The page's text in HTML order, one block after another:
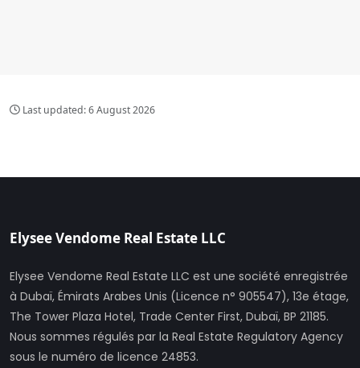
Last updated:6 August 2026
Elysee Vendome Real Estate LLC
Elysee Vendome Real Estate LLC est une société enregistrée
à Dubaï, Émirats Arabes Unis (Licence n° 905547), 13e étage,
The Tower Plaza Hotel, Trade Center First, Dubaï, BP 21185.
Nous sommes régulés par la Real Estate Regulatory Agency
sous le numéro de licence 24853.